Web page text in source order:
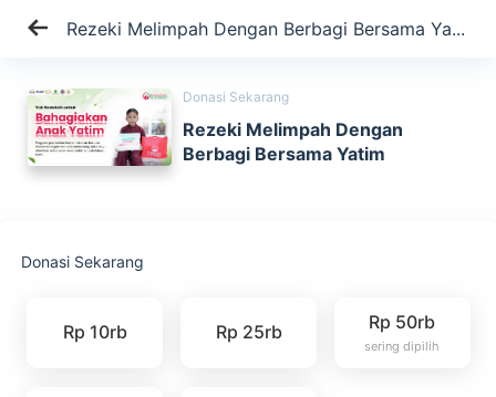
Rezeki Melimpah Dengan Berbagi Bersama Ya...
Donasi Sekarang
Rezeki Melimpah Dengan
Berbagi Bersama Yatim
Donasi Sekarang
Rp 10rb Rp 25rb Rp 50rb
sering dipilih